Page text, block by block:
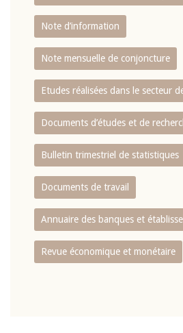
Note d’information
Note mensuelle de conjoncture
Etudes réalisées dans le secteur
Documents d’études et de
Bulletin trimestriel de statistiques
Documents de travail
Annuaire des banques et
Revue économique et monétaire